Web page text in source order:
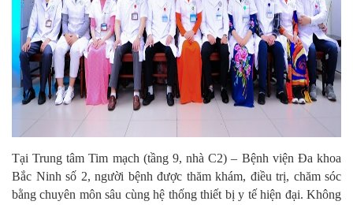
Tại Trung tâm Tim mạch (tầng 9, nhà C2) – Bệnh viện Đa khoa
Bắc Ninh số 2, người bệnh được thăm khám, điều trị, chăm sóc
bằng chuyên môn sâu cùng hệ thống thiết bị y tế hiện đại. Không